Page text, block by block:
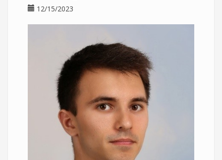
12/15/2023